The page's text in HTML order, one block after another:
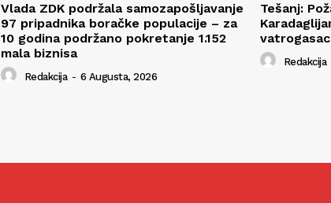
Vlada ZDK podržala samozapošljavanje
97 pripadnika boračke populacije – za
10 godina podržano pokretanje 1.152
mala biznisa
Redakcija - 6 Augusta, 2026
Tešanj:
Redakcija